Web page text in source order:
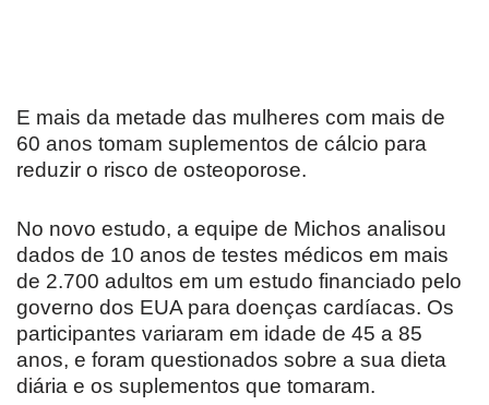
E mais da metade das mulheres com mais de
60 anos tomam suplementos de cálcio para
reduzir o risco de osteoporose.
No novo estudo, a equipe de Michos analisou
dados de 10 anos de testes médicos em mais
de 2.700 adultos em um estudo financiado pelo
governo dos EUA para doenças cardíacas. Os
participantes variaram em idade de 45 a 85
anos, e foram questionados sobre a sua dieta
diária e os suplementos que tomaram.